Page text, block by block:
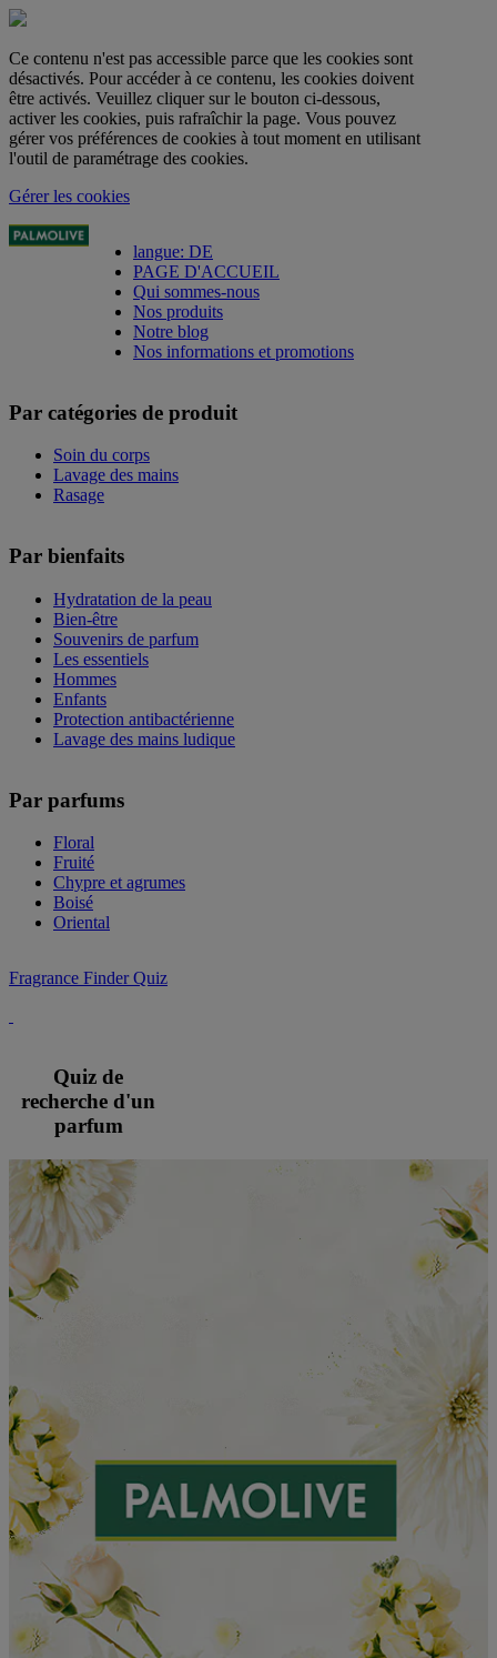
Ce contenu n'est pas accessible parce que les cookies sont
désactivés. Pour accéder à ce contenu, les cookies doivent
être activés. Veuillez cliquer sur le bouton ci-dessous,
activer les cookies, puis rafraîchir la page. Vous pouvez
gérer vos préférences de cookies à tout moment en utilisant
l'outil de paramétrage des cookies.
Gérer les cookies
langue: DE
PAGE D'ACCUEIL
Qui sommes-nous
Nos produits
Notre blog
Nos informations et promotions
Par catégories de produit
Soin du corps
Lavage des mains
Rasage
Par bienfaits
Hydratation de la peau
Bien-être
Souvenirs de parfum
Les essentiels
Hommes
Enfants
Protection antibactérienne
Lavage des mains ludique
Par parfums
Floral
Fruité
Chypre et agrumes
Boisé
Oriental
Fragrance Finder Quiz
Quiz de
recherche d'un
parfum